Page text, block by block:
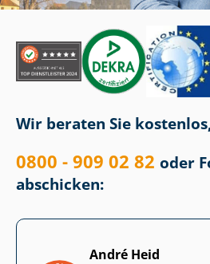
Wir beraten Sie
0800 - 909 02 82 oder
abschicken:
André Heid